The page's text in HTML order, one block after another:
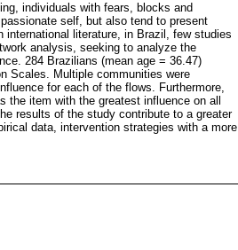
individuals with fears, blocks and
self, but also tend to present
literature, in Brazil, few studies
analysis, seeking to analyze the
284 Brazilians (mean age = 36.47)
Scales. Multiple communities were
for each of the flows. Furthermore,
the item with the greatest influence on all
results of the study contribute to a greater
data, intervention strategies with a more